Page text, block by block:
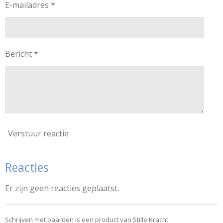
E-mailadres *
Bericht *
Verstuur reactie
Reacties
Er zijn geen reacties geplaatst.
Schrijven met paarden is een product van Stille Kracht